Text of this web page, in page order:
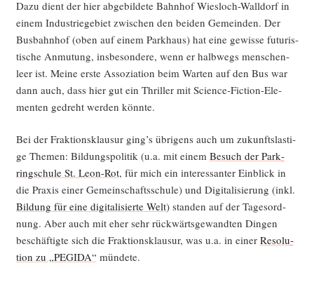
Dazu dient der hier abge­bil­de­te Bahn­hof Wies­loch-Wall­dorf in
einem Indus­trie­ge­biet zwi­schen den bei­den Gemein­den. Der
Bus­bahn­hof (oben auf einem Park­haus) hat eine gewis­se futu­ris­
ti­sche Anmu­tung, ins­be­son­de­re, wenn er halb­wegs men­schen­
leer ist. Mei­ne ers­te Asso­zia­ti­on beim War­ten auf den Bus war
dann auch, dass hier gut ein Thril­ler mit Sci­ence-Fic­tion-Ele­
men­ten gedreht wer­den könnte.
Bei der Frak­ti­ons­klau­sur ging’s übri­gens auch um zukunfts­las­ti­
ge The­men: Bil­dungs­po­li­tik (u.a. mit einem Besuch der Park­
ring­schu­le St. Leon-Rot, für mich ein inter­es­san­ter Ein­blick in
die Pra­xis einer Gemein­schafts­schu­le) und Digi­ta­li­sie­rung (inkl.
Bil­dung für eine digi­ta­li­sier­te Welt) stan­den auf der Tages­ord­
nung. Aber auch mit eher sehr rück­wärts­ge­wand­ten Din­gen
beschäf­tig­te sich die Frak­ti­ons­klau­sur, was u.a. in einer Reso­lu­
ti­on zu „PEGIDA“ mündete.